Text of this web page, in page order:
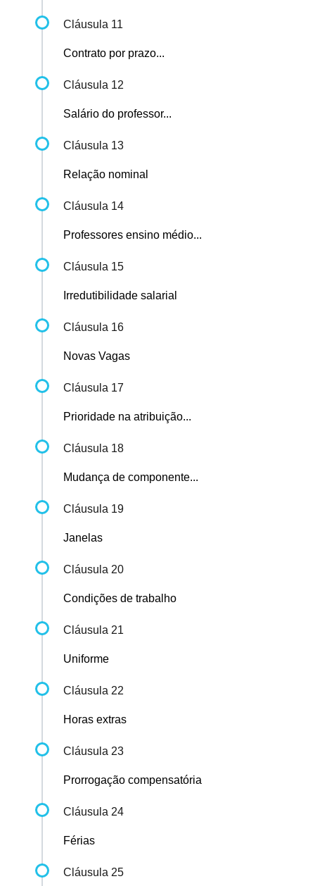
Cláusula 11
Contrato por prazo...
Cláusula 12
Salário do professor...
Cláusula 13
Relação nominal
Cláusula 14
Professores ensino médio...
Cláusula 15
Irredutibilidade salarial
Cláusula 16
Novas Vagas
Cláusula 17
Prioridade na atribuição...
Cláusula 18
Mudança de componente...
Cláusula 19
Janelas
Cláusula 20
Condições de trabalho
Cláusula 21
Uniforme
Cláusula 22
Horas extras
Cláusula 23
Prorrogação compensatória
Cláusula 24
Férias
Cláusula 25